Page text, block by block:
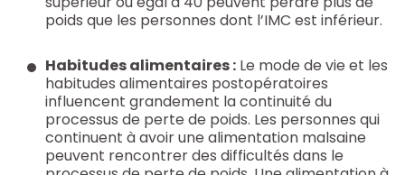
poids que les personnes dont l’IMC est inférieur.
Habitudes alimentaires : Le mode de vie et les
habitudes alimentaires postopératoires
influencent grandement la continuité du
processus de perte de poids. Les personnes qui
continuent à avoir une alimentation malsaine
peuvent rencontrer des difficultés dans le